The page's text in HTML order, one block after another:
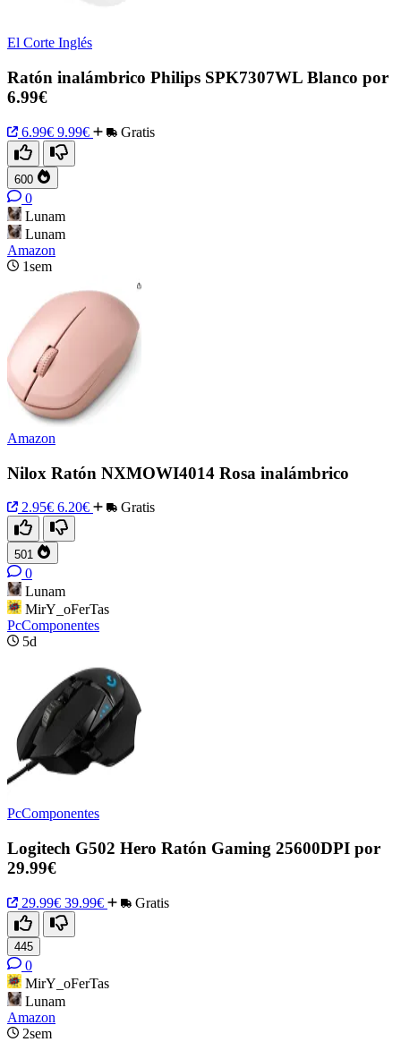
El Corte Inglés
Ratón inalámbrico Philips SPK7307WL Blanco por
6.99€
6.99€ 9.99€ Gratis
600
0
Lunam
Lunam
Amazon
1sem
Amazon
Nilox Ratón NXMOWI4014 Rosa inalámbrico
2.95€ 6.20€ Gratis
501
0
Lunam
MirY_oFerTas
PcComponentes
5d
PcComponentes
Logitech G502 Hero Ratón Gaming 25600DPI por
29.99€
29.99€ 39.99€ Gratis
445
0
MirY_oFerTas
Lunam
Amazon
2sem